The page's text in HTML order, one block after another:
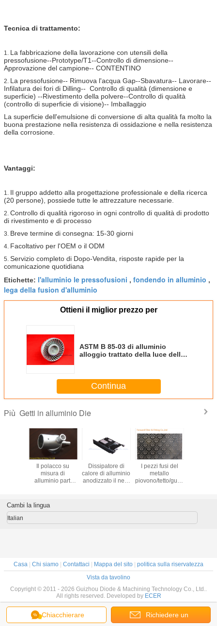
Tecnica di trattamento:
1. La fabbricazione della lavorazione con utensili della
pressofusione--Prototype/T1--Controllo di dimensione--
Approvazione del campione-- CONTENTINO
2. La pressofusione-- Rimuova l'acqua Gap--Sbavatura-- Lavorare--
Infilatura dei fori di Dilling-- Controllo di qualità (dimensione e
superficie) --Rivestimento della polvere--Controllo di qualità
(controllo di superficie di visione)-- Imballaggio
La superficie dell'emulsione di conversione di alta qualità fa molto la
buona prestazione nella resistenza di ossidazione e nella resistenza
della corrosione.
Vantaggi:
1. Il gruppo addetto alla progettazione professionale e della ricerca
(20 persone), possiede tutte le attrezzature necessarie.
2. Controllo di qualità rigoroso in ogni controllo di qualità di prodotto
di rivestimento e di processo
3. Breve termine di consegna: 15-30 giorni
4. Facoltativo per l'OEM o il ODM
5. Servizio completo di Dopo-Vendita, risposte rapide per la
comunicazione quotidiana
Etichette: l'alluminio le pressofusioni , fondendo in alluminio ,
lega della fusion d'alluminio
Ottieni il miglior prezzo per
ASTM B 85-03 di alluminio
alloggio trattato della luce della
Continua
Più Getti in alluminio Die
Il polacco su
misura di
alluminio parti
la costruzione di
Electric Power
Dissipatore di
calore di alluminio
anodizzato il nero
I pezzi fusi del
metallo
piovono/tetto/guardie
grondaia/grondaia
Chiacchierare Richiedere un
Cambi la lingua
Italian
Casa | Chi siamo | Contattaci | Mappa del sito | politica sulla riservatezza
Vista da tavolino
Copyright © 2011 - 2026 Guizhou Diode & Machining Technology Co., Ltd..
All rights reserved. Developed by ECER